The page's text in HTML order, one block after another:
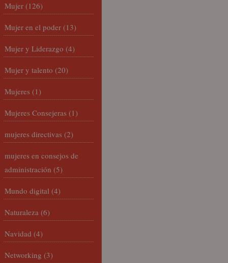
Mujer (126)
Mujer en el poder (13)
Mujer y Liderazgo (4)
Mujer y talento (20)
Mujeres (1)
Mujeres Consejeras (1)
mujeres directivas (2)
mujeres en consejos de
administración (5)
Mundo digital (4)
Naturaleza (6)
Navidad (4)
Networking (3)